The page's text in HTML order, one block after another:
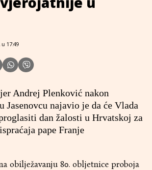
u 17:49
Andrej Plenković nakon
Jasenovcu najavio je da će Vlada
dan žalosti u Hrvatskoj za
pape Franje
obilježavanju 80. obljetnice proboja